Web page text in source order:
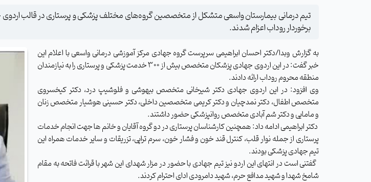
تیم درمانی بیمارستان واسعی متشکل از متخصصین گروه‌های مختلف پزشکی و پرستاری در قالب
برخوردار روداب اعزام شدند.
به گزارش وبدا/دکتر احسان ابراهیمی سرپرست گروه جهادی مرکز آموزشی درمانی واسعی با اعلام این
خبر گفت: در این اردوی جهادی پزشکان ‌متخصص بیش از ۳۰۰ خدمت پزشکی و پرستاری را به نیازمندان
منطقه محروم روداب ارائه دادند.
وی افزود: در این اردوی جهادی دکتر شیرخانی متخصص بیهوشی و فلوشیپ درد، دکتر کیخسروی
متخصص اطفال، دکتر نمدچیان و دکتر کریمی متخصصین داخلی، دکتر حسینی هوشیار متخصص زنان
و مامایی و دکتر شم آبادی متخصص روانپزشکی حضور داشتند.
دکتر ابراهیمی ادامه داد: همچنین کارشناسان پرستاری در دو گروه آقایان و خانم ها جهت انجام خدمات
پرستاری از جمله نوار قلب، کنترل قند خون و فشار خون، سرم تراپی، تزریقات و سایر خدمات همراه این
تیم جهادی پزشکی بودند.
گفتنی است در انتهای این اردو نیز تیم جهادی با حضور در مزار شهدای این شهر با قرائت فاتحه به مقام
شامخ شهدا و شهید مدافع حرم، شهید دامرودی ادای احترام کردند.